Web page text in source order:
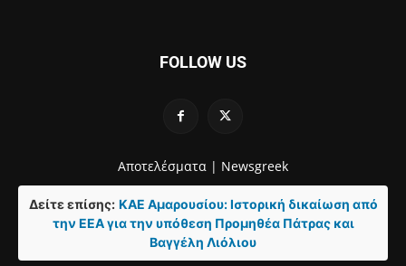
FOLLOW US
Αποτελέσματα | Newsgreek
Δείτε επίσης: ΚΑΕ Αμαρουσίου: Ιστορική δικαίωση από
την ΕΕΑ για την υπόθεση Προμηθέα Πάτρας και
Βαγγέλη Λιόλιου